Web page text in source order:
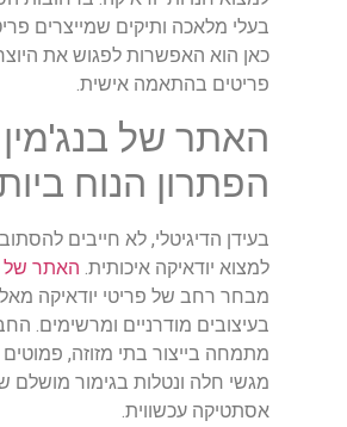
בעלי מלאכה ותיקים שמייצרים
כאן הוא האפשרות לפגוש את
פריטים בהתאמה אישית.
האתר של בנג'מין
הפתרון הנוח
בעידן הדיגיטלי, לא חייבים
למצוא יודאיקה איכותית. האתר של
מבחר רחב של פריטי יודאיקה
בעיצובים מודרניים ומרשימים.
מתמחה בייצור בתי מזוזה,
מגשי חלה ונטלות בגימור
אסתטיקה עכשווית.